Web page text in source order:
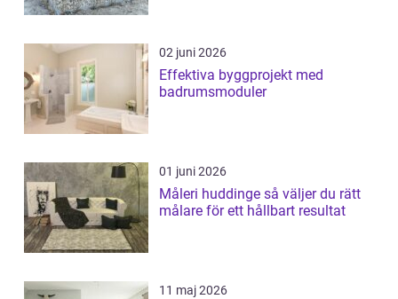
02 juni 2026
Effektiva byggprojekt med
badrumsmoduler
01 juni 2026
Måleri huddinge så väljer du rätt
målare för ett hållbart resultat
11 maj 2026